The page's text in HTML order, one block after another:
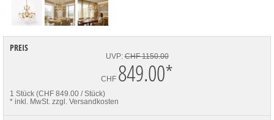
PREIS
UVP:CHF 1150.00
CHF 849.00*
1 Stück (CHF 849.00 / Stück)
* inkl. MwSt. zzgl. Versandkosten